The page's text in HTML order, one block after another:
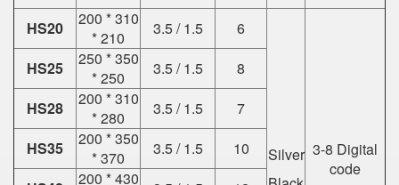
HS20
200 * 310
* 210
3.5 / 1.5 6
Silver 3-8 Digital
code
HS25
250 * 350
* 250
3.5 / 1.5
8
HS28
200 * 310
* 280
3.5 / 1.5
7
HS35
200 * 350
* 370
3.5 / 1.5
10
200 * 430